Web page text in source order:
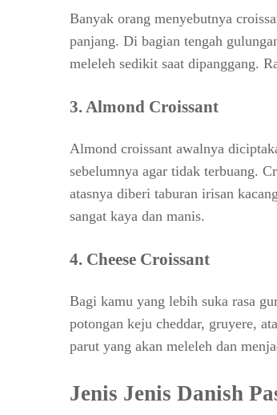
Banyak orang menyebutnya
panjang. Di bagian tengah
meleleh sedikit saat dipanggang.
3.Almond Croissant
Almond croissant awalnya
sebelumnya agar tidak terbuang.
atasnya diberi taburan irisan
sangat kaya dan manis.
4. Cheese Croissant
Bagi kamu yang lebih suka rasa
potongan keju cheddar, gruyere,
parut yang akan meleleh dan
Jenis Jenis Danish